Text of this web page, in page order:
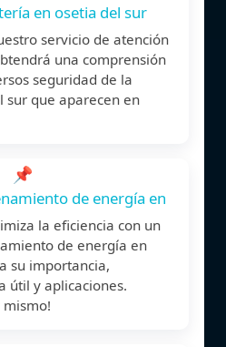
en osetia del sur
servicio de atención
una comprensión
seguridad de la
sur que aparecen en
📌
de energía en
la eficiencia con un
de energía en
su importancia,
útil y aplicaciones.
mismo!